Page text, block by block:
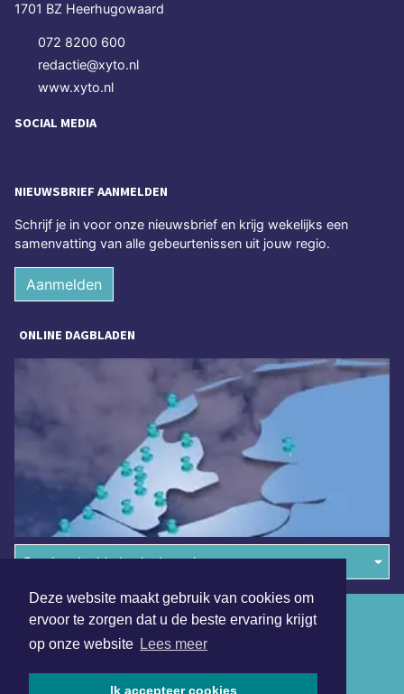
Deze website maakt gebruik van cookies om
ervoor te zorgen dat u de beste ervaring krijgt
op onze website Lees meer
Ik accepteer cookies
1701 BZ Heerhugowaard
072 8200 600
redactie@xyto.nl
www.xyto.nl
SOCIAL MEDIA
NIEUWSBRIEF AANMELDEN
Schrijf je in voor onze nieuwsbrief en krijg wekelijks een
samenvatting van alle gebeurtenissen uit jouw regio.
Aanmelden
ONLINE DAGBLADEN
Overige dagbladen in de regio
Algemene voorwaarden
Disclaimer